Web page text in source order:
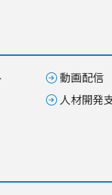
動画配信
人材開発